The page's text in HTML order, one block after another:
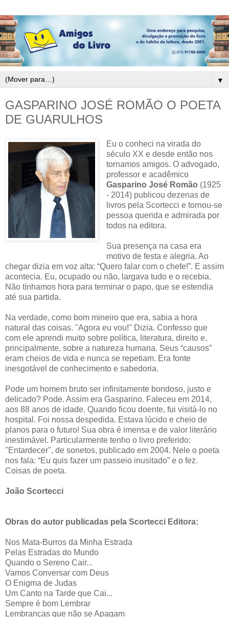
▼
GASPARINO JOSÉ ROMÃO O POETA
DE GUARULHOS
Eu o conheci na virada do
século XX e desde então nos
tornamos amigos. O advogado,
professor e acadêmico
Gasparino José Romão (1925
- 2014) publicou dezenas de
livros pela Scortecci e tornou-se
pessoa querida e admirada por
todos na editora.
Sua presença na casa era
motivo de festa e alegria. Ao
chegar dizia em voz alta: “Quero falar com o chefe!”. E assim
acontecia. Eu, ocupado ou não, largava tudo e o recebia.
Não tínhamos hora para terminar o papo, que se estendia
até sua partida.
Na verdade, como bom mineiro que era, sabia a hora
natural das coisas. "Agora eu vou!" Dizia. Confesso que
com ele aprendi muito sobre política, literatura, direito e,
principalmente, sobre a natureza humana. Seus “causos”
eram cheios de vida e nunca se repetiam. Era fonte
inesgotável de conhecimento e sabedoria.
Pode um homem bruto ser infinitamente bondoso, justo e
delicado? Pode. Assim era Gasparino. Faleceu em 2014,
aos 88 anos de idade. Quando ficou doente, fui visitá-lo no
hospital. Foi nossa despedida. Estava lúcido e cheio de
planos para o futuro! Sua obra é imensa e de valor literário
inestimável. Particularmente tenho o livro preferido:
"Entardecer", de sonetos, publicado em 2004. Nele o poeta
nos fala: “Eu quis fazer um passeio inusitado” e o fez.
Coisas de poeta.
João Scortecci
Obras do autor publicadas pela Scortecci Editora:
Nos Mata-Burros da Minha Estrada
Pelas Estradas do Mundo
Quando o Sereno Cair...
Vamos Conversar com Deus
O Enigma de Judas
Um Canto na Tarde que Cai...
Sempre é bom Lembrar
Lembranças que não se Apagam